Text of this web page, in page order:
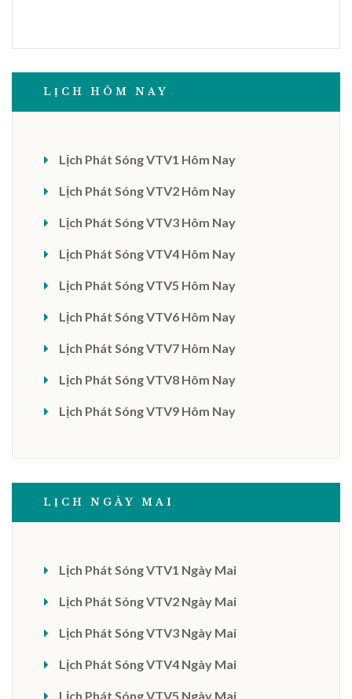
LỊCH HÔM NAY
Lịch Phát Sóng VTV1 Hôm Nay
Lịch Phát Sóng VTV2 Hôm Nay
Lịch Phát Sóng VTV3 Hôm Nay
Lịch Phát Sóng VTV4 Hôm Nay
Lịch Phát Sóng VTV5 Hôm Nay
Lịch Phát Sóng VTV6 Hôm Nay
Lịch Phát Sóng VTV7 Hôm Nay
Lịch Phát Sóng VTV8 Hôm Nay
Lịch Phát Sóng VTV9 Hôm Nay
LỊCH NGÀY MAI
Lịch Phát Sóng VTV1 Ngày Mai
Lịch Phát Sóng VTV2 Ngày Mai
Lịch Phát Sóng VTV3 Ngày Mai
Lịch Phát Sóng VTV4 Ngày Mai
Lịch Phát Sóng VTV5 Ngày Mai